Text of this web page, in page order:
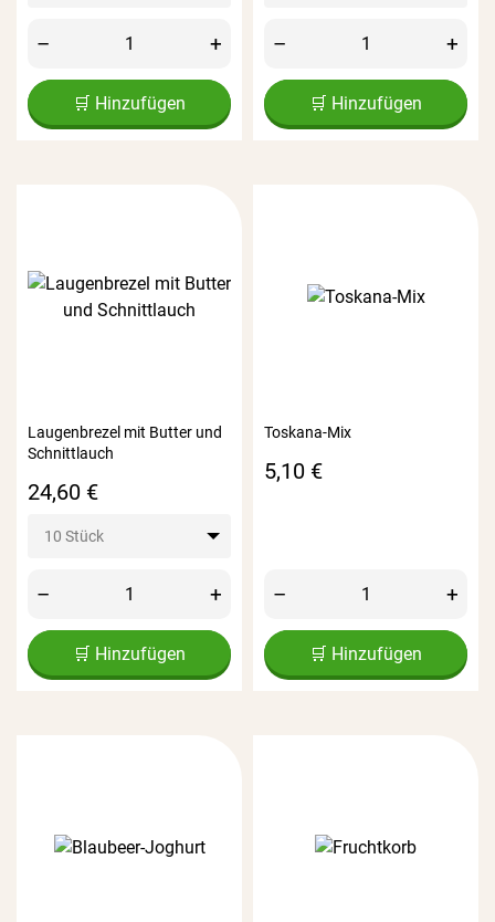
– +
🛒 Hinzufügen
– +
🛒 Hinzufügen
Laugenbrezel mit Butter und
Schnittlauch
Preis
24,60 €
10 Stück
– +
🛒 Hinzufügen
Toskana-Mix
Preis
5,10 €
– +
🛒 Hinzufügen